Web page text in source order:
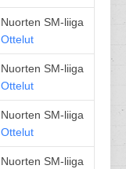
Nuorten SM-liiga
Ottelut
Nuorten SM-liiga
Ottelut
Nuorten SM-liiga
Ottelut
Nuorten SM-liiga